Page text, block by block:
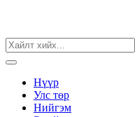
Нүүр
Улс төр
Нийгэм